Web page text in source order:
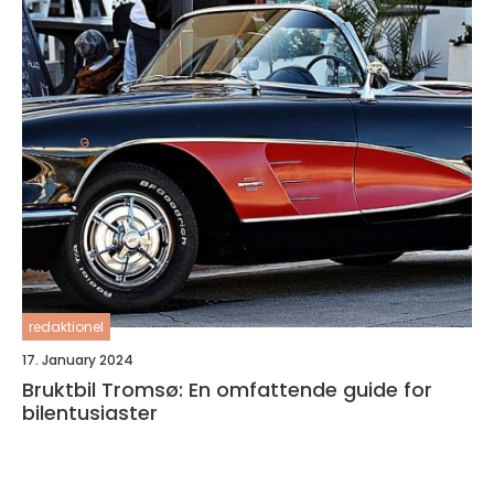
redaktionel
17. January 2024
Bruktbil Tromsø: En omfattende guide for
bilentusiaster